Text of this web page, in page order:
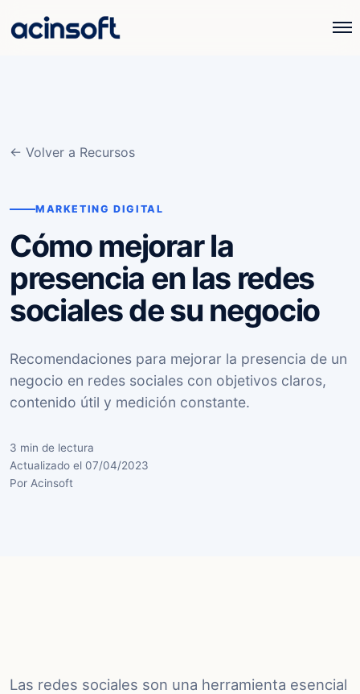
← Volver a Recursos
MARKETING DIGITAL
Cómo mejorar la
presencia en las redes
sociales de su negocio
Recomendaciones para mejorar la presencia de un
negocio en redes sociales con objetivos claros,
contenido útil y medición constante.
3 min de lectura
Actualizado el 07/04/2023
Por Acinsoft
Las redes sociales son una herramienta esencial